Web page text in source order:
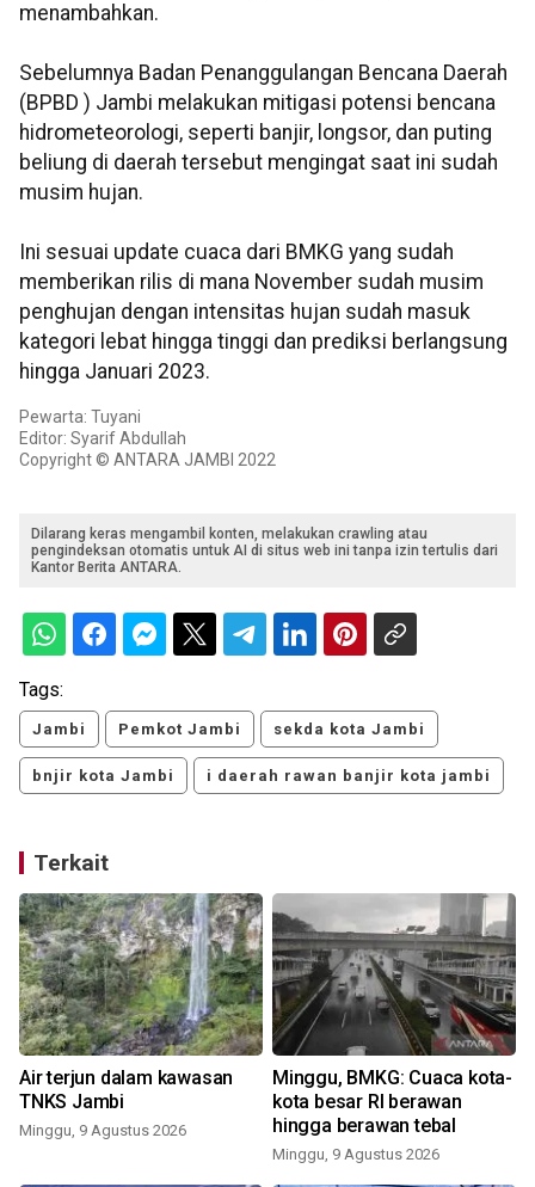
menambahkan.
Sebelumnya Badan Penanggulangan Bencana Daerah
(BPBD ) Jambi melakukan mitigasi potensi bencana
hidrometeorologi, seperti banjir, longsor, dan puting
beliung di daerah tersebut mengingat saat ini sudah
musim hujan.
Ini sesuai update cuaca dari BMKG yang sudah
memberikan rilis di mana November sudah musim
penghujan dengan intensitas hujan sudah masuk
kategori lebat hingga tinggi dan prediksi berlangsung
hingga Januari 2023.
Pewarta: Tuyani
Editor: Syarif Abdullah
Copyright © ANTARA JAMBI 2022
Dilarang keras mengambil konten, melakukan crawling atau
pengindeksan otomatis untuk AI di situs web ini tanpa izin tertulis dari
Kantor Berita ANTARA.
Tags:
Jambi Pemkot Jambi sekda kota Jambi
bnjir kota Jambi i daerah rawan banjir kota jambi
Terkait
Air terjun dalam kawasan
TNKS Jambi
Minggu, 9 Agustus 2026
Minggu, BMKG: Cuaca kota-
kota besar RI berawan
hingga berawan tebal
Minggu, 9 Agustus 2026